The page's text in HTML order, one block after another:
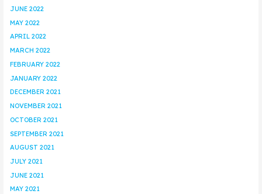
JUNE 2022
MAY 2022
APRIL 2022
MARCH 2022
FEBRUARY 2022
JANUARY 2022
DECEMBER 2021
NOVEMBER 2021
OCTOBER 2021
SEPTEMBER 2021
AUGUST 2021
JULY 2021
JUNE 2021
MAY 2021